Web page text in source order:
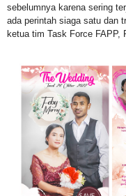
sebelumnya karena sering
ada perintah siaga satu dan
ketua tim Task Force FAPP,